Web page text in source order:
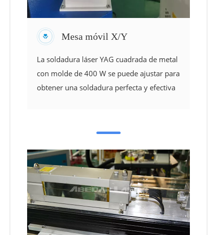
Mesa móvil X/Y
La soldadura láser YAG cuadrada de metal
con molde de 400 W se puede ajustar para
obtener una soldadura perfecta y efectiva